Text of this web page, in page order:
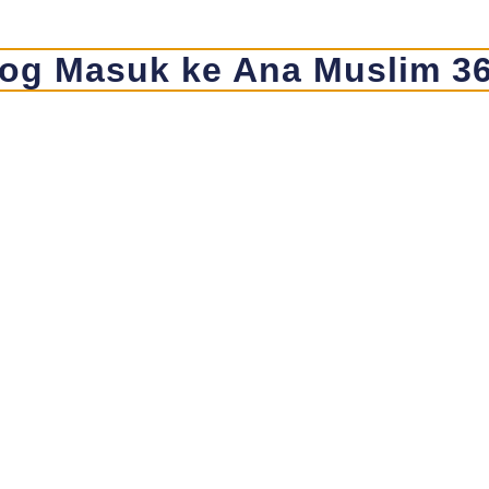
Masuk ke Ana Muslim